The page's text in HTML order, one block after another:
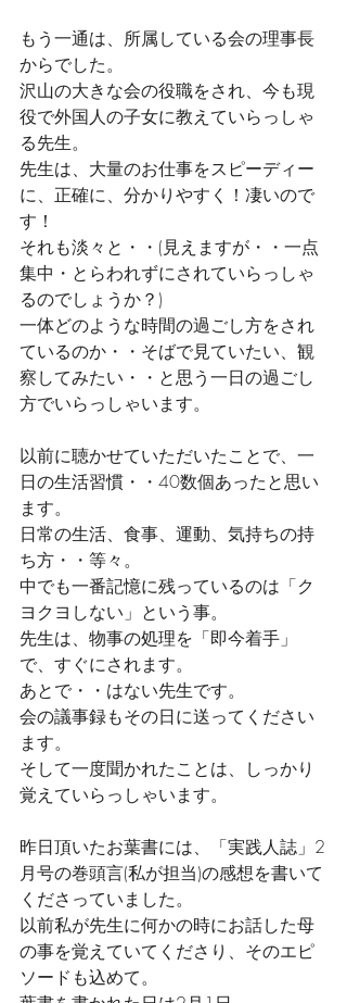
もう一通は、所属している会の理事長
からでした。
沢山の大きな会の役職をされ、今も現
役で外国人の子女に教えていらっしゃ
る先生。
先生は、大量のお仕事をスピーディー
に、正確に、分かりやすく！凄いので
す！
それも淡々と・・(見えますが・・一点
集中・とらわれずにされていらっしゃ
るのでしょうか？)
一体どのような時間の過ごし方をされ
ているのか・・そばで見ていたい、観
察してみたい・・と思う一日の過ごし
方でいらっしゃいます。
以前に聴かせていただいたことで、一
日の生活習慣・・40数個あったと思い
ます。
日常の生活、食事、運動、気持ちの持
ち方・・等々。
中でも一番記憶に残っているのは「ク
ヨクヨしない」という事。
先生は、物事の処理を「即今着手」
で、すぐにされます。
あとで・・はない先生です。
会の議事録もその日に送ってください
ます。
そして一度聞かれたことは、しっかり
覚えていらっしゃいます。
昨日頂いたお葉書には、「実践人誌」2
月号の巻頭言(私が担当)の感想を書いて
くださっていました。
以前私が先生に何かの時にお話した母
の事を覚えていてくださり、そのエピ
ソードも込めて。